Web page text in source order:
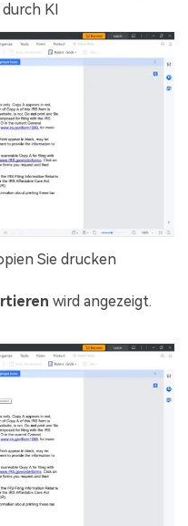
KI
Sie drucken
wird angezeigt.